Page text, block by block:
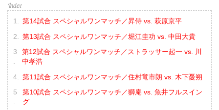
第14試合 スペシャルワンマッチ／昇侍 vs. 萩原京平
第13試合 スペシャルワンマッチ／堀江圭功 vs. 中田大貴
第12試合 スペシャルワンマッチ／ストラッサー起一 vs. 川
中孝浩
第11試合 スペシャルワンマッチ／住村竜市朗 vs. 木下憂朔
第10試合 スペシャルワンマッチ／獅庵 vs. 魚井フルスイン
グ